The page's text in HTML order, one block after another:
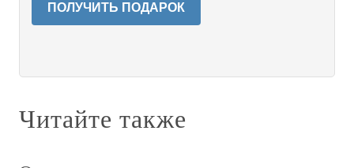
ПОЛУЧИТЬ ПОДАРОК
Читайте также